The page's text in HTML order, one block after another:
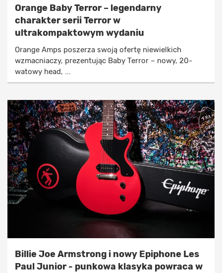
Orange Baby Terror – legendarny
charakter serii Terror w
ultrakompaktowym wydaniu
Orange Amps poszerza swoją ofertę niewielkich
wzmacniaczy, prezentując Baby Terror – nowy, 20-
watowy head, ...
Billie Joe Armstrong i nowy Epiphone Les
Paul Junior - punkowa klasyka powraca w